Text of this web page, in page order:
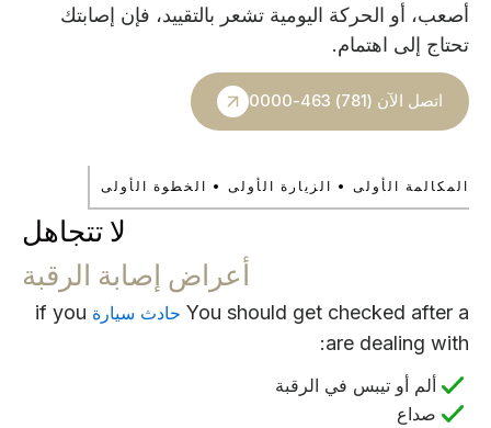
أصعب، أو الحركة اليومية تشعر بالتقييد، فإن إصابتك
تحتاج إلى اهتمام.
اتصل الآن (781) 463-0000
المكالمة الأولى • الزيارة الأولى • الخطوة الأولى
لا تتجاهل
أعراض إصابة الرقبة
You should get checked after a حادث سيارة if you
are dealing with:
ألم أو تيبس في الرقبة
صداع